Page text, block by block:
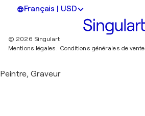
Français | USD
© 2026 Singulart
Mentions légales. Conditions générales de vente
Peintre, Graveur